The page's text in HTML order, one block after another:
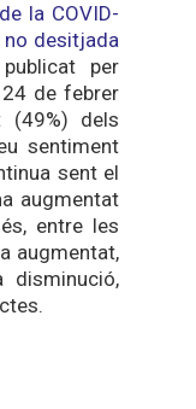
la COVID-
no desitjada
per
24 de febrer
(49%) dels
sentiment
sent el
augmentat
entre les
augmentat,